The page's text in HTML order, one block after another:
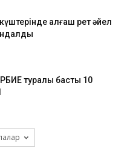
алғаш рет әйел
туралы басты 10